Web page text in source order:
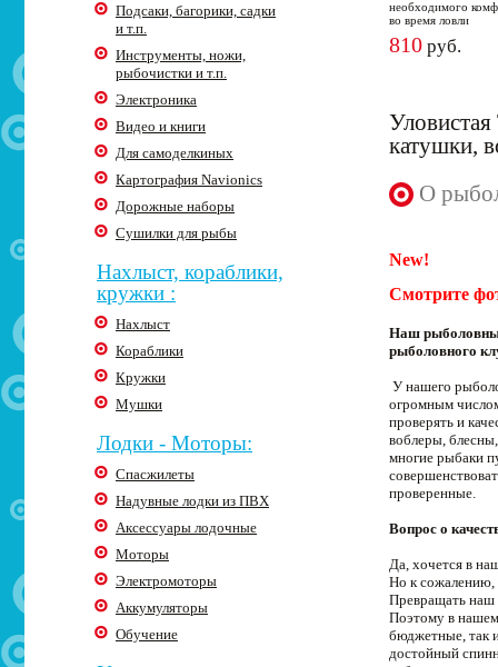
Подсаки, багорики, садки
и т.п.
Инструменты, ножи,
рыбочистки и т.п.
Электроника
Видео и книги
Для самоделкиных
Картография Navionics
Дорожные наборы
Сушилки для рыбы
Нахлыст, кораблики,
кружки :
Нахлыст
Кораблики
Кружки
Мушки
Лодки - Моторы:
Спасжилеты
Надувные лодки из ПВХ
Аксессуары лодочные
Моторы
Электромоторы
Аккумуляторы
Обучение
необходимого
во время ловли
810 руб.
катушки,
О
New!
Смотрите
Наш
рыболовного
У нашего
огромным
проверять и
воблеры,
многие рыбаки
проверенные.
Вопрос о
Да, хочется в
Но к сожалению,
Превращать наш
Поэтому в
бюджетные, так
достойный